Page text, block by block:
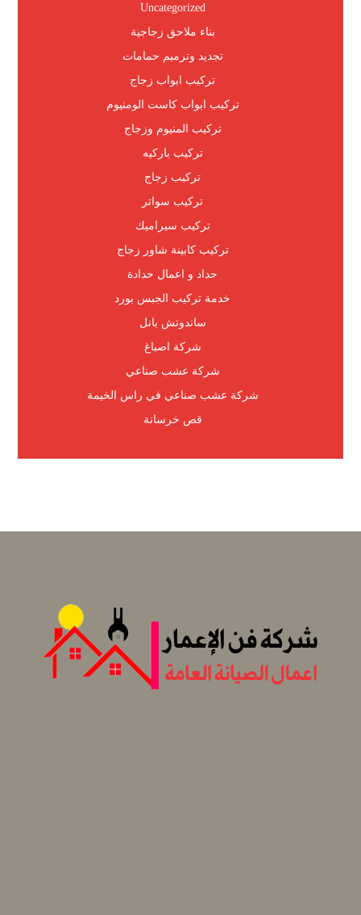
Uncategorized
بناء ملاحق زجاجية
تجديد وترميم حمامات
تركيب ابواب زجاج
تركيب ابواب كاست الومنيوم
تركيب المنيوم وزجاج
تركيب باركيه
تركيب زجاج
تركيب سواتر
تركيب سيراميك
تركيب كابينة شاور زجاج
حداد و اعمال حدادة
خدمة تركيب الجبس بورد
ساندوتش بانل
شركة اصباغ
شركة عشب صناعي
شركة عشب صناعي في راس الخيمة
قص خرسانة